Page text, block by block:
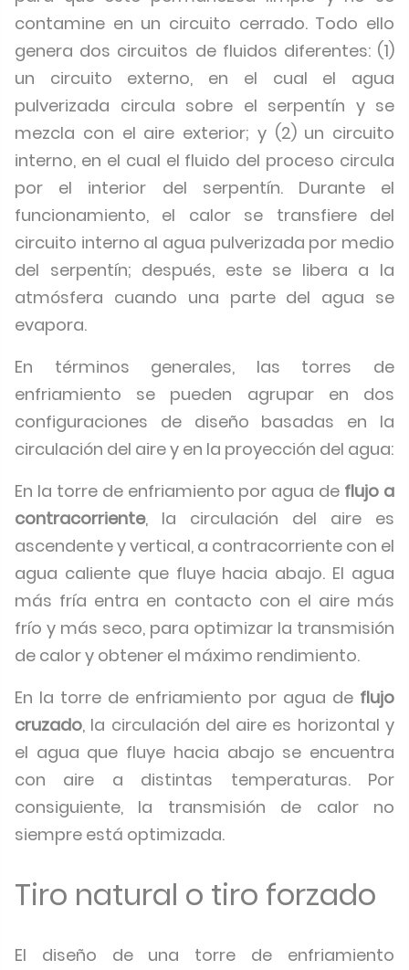
contamine en un circuito cerrado. Todo ello
genera dos circuitos de fluidos diferentes: (1)
un circuito externo, en el cual el agua
pulverizada circula sobre el serpentín y se
mezcla con el aire exterior; y (2) un circuito
interno, en el cual el fluido del proceso circula
por el interior del serpentín. Durante el
funcionamiento, el calor se transfiere del
circuito interno al agua pulverizada por medio
del serpentín; después, este se libera a la
atmósfera cuando una parte del agua se
evapora.
En términos generales, las torres de
enfriamiento se pueden agrupar en dos
configuraciones de diseño basadas en la
circulación del aire y en la proyección del agua:
En la torre de enfriamiento por agua de flujo a
contracorriente, la circulación del aire es
ascendente y vertical, a contracorriente con el
agua caliente que fluye hacia abajo. El agua
más fría entra en contacto con el aire más
frío y más seco, para optimizar la transmisión
de calor y obtener el máximo rendimiento.
En la torre de enfriamiento por agua de flujo
cruzado, la circulación del aire es horizontal y
el agua que fluye hacia abajo se encuentra
con aire a distintas temperaturas. Por
consiguiente, la transmisión de calor no
siempre está optimizada.
Tiro natural o tiro forzado
El diseño de una torre de enfriamiento